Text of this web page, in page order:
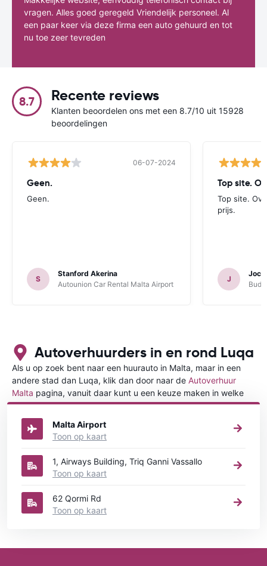
vragen. Alles goed geregeld Vriendelijk personeel. Al
een paar keer via deze firma een auto gehuurd en tot
nu toe zeer tevreden
8.7 Recente reviews
Klanten beoordelen ons met een 8.7/10 uit 15928
beoordelingen
06-07-2024
Geen.
Geen.
S
Stanford Akerina
Autounion Car Rental Malta Airport
Top site.
Top site.
prijs.
J
Autoverhuurders in en rond Luqa
Als u op zoek bent naar een huurauto in Malta, maar in een
andere stad dan Luqa, klik dan door naar de Autoverhuur
Malta pagina, vanuit daar kunt u een keuze maken in welke
stad in Malta u een auto huren wilt.
Malta Airport
Toon op kaart
1, Airways Building, Triq Ganni Vassallo
Toon op kaart
62 Qormi Rd
Toon op kaart